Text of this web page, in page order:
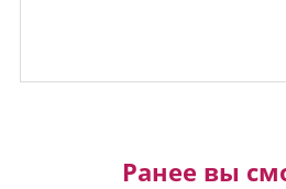
Ранее вы